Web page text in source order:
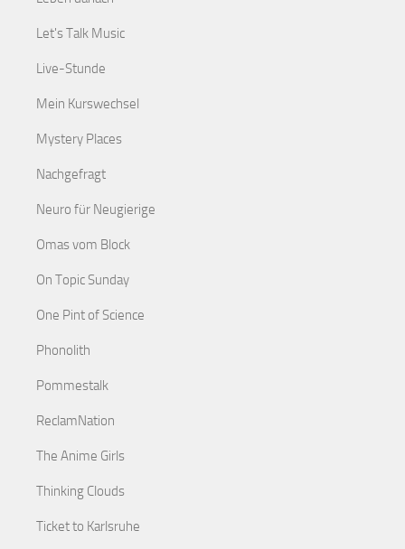
Let's Talk Music
Live-Stunde
Mein Kurswechsel
Mystery Places
Nachgefragt
Neuro für Neugierige
Omas vom Block
On Topic Sunday
One Pint of Science
Phonolith
Pommestalk
ReclamNation
The Anime Girls
Thinking Clouds
Ticket to Karlsruhe